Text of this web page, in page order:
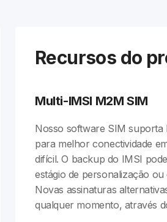
Recursos do
Multi-IMSI M2M SIM
Nosso software SIM suporta
para melhor conectividade
difícil. O backup do IMSI
estágio de personalização
Novas assinaturas
qualquer momento, através